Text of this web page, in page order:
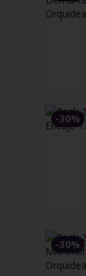
-30%
-30%